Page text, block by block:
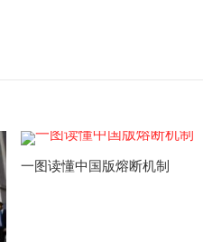
一图读懂中国版熔断机制